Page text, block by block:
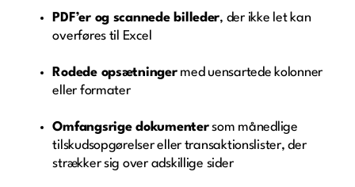
PDF’er og scannede billeder, der ikke let kan
overføres til Excel
Rodede opsætningermed uensartede kolonner
eller formater
Omfangsrige dokumentersom månedlige
tilskudsopgørelser eller transaktionslister, der
strækker sig over adskillige sider